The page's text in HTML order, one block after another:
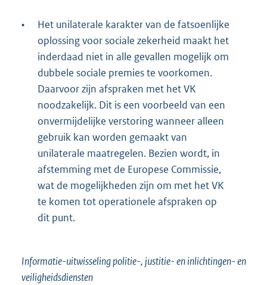
•
Het unilaterale karakter van de fatsoenlijke
oplossing voor sociale zekerheid maakt het
inderdaad niet in alle gevallen mogelijk om
dubbele sociale premies te voorkomen.
Daarvoor zijn afspraken met het VK
noodzakelijk. Dit is een voorbeeld van een
onvermijdelijke verstoring wanneer alleen
gebruik kan worden gemaakt van
unilaterale maatregelen. Bezien wordt, in
afstemming met de Europese Commissie,
wat de mogelijkheden zijn om met het VK
te komen tot operationele afspraken op
dit punt.
Informatie-uitwisseling politie-, justitie- en inlichtingen- en
veiligheidsdiensten